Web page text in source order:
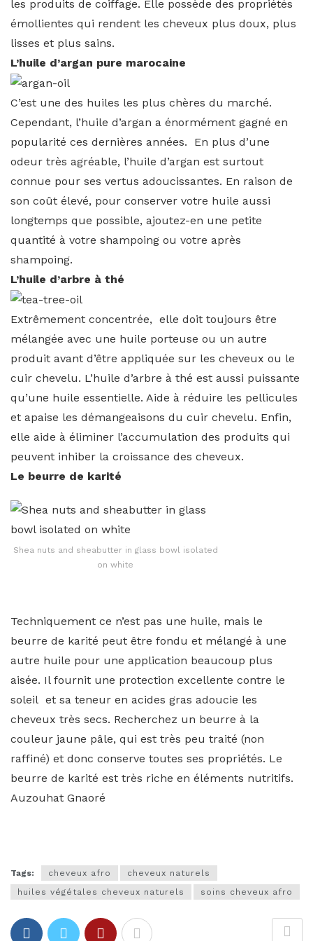
les produits de coiffage. Elle possède des propriétés
émollientes qui rendent les cheveux plus doux, plus
lisses et plus sains.
L’huile d’argan pure marocaine
C’est une des huiles les plus chères du marché.
Cependant, l’huile d’argan a énormément gagné en
popularité ces dernières années. En plus d’une
odeur très agréable, l’huile d’argan est surtout
connue pour ses vertus adoucissantes. En raison de
son coût élevé, pour conserver votre huile aussi
longtemps que possible, ajoutez-en une petite
quantité à votre shampoing ou votre après
shampoing.
L’huile d’arbre à thé
Extrêmement concentrée, elle doit toujours être
mélangée avec une huile porteuse ou un autre
produit avant d’être appliquée sur les cheveux ou le
cuir chevelu. L’huile d’arbre à thé est aussi puissante
qu’une huile essentielle. Aide à réduire les pellicules
et apaise les démangeaisons du cuir chevelu. Enfin,
elle aide à éliminer l’accumulation des produits qui
peuvent inhiber la croissance des cheveux.
Le beurre de karité
Shea nuts and sheabutter in glass bowl isolated
on white
Techniquement ce n’est pas une huile, mais le
beurre de karité peut être fondu et mélangé à une
autre huile pour une application beaucoup plus
aisée. Il fournit une protection excellente contre le
soleil et sa teneur en acides gras adoucie les
cheveux très secs. Recherchez un beurre à la
couleur jaune pâle, qui est très peu traité (non
raffiné) et donc conserve toutes ses propriétés. Le
beurre de karité est très riche en éléments nutritifs.
Auzouhat Gnaoré
Tags: cheveux afro
cheveux naturels
huiles végétales cheveux naturels
soins cheveux afro